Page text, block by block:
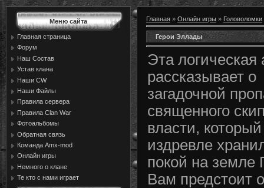
Меню сайта
Главная страница
Форум
Наш Состав
Устав клана
Наши CW
Наши Файлы
Правила сервера
Правила Сlan War
Фотоальбомы
Обратная связь
Команда Amx-mod
Онлайн игры
Немного о клане
Те кто с нами играет
Главная » Онлайн игры » Головоломки
Герои Эллады
Эта логическая
рассказывает о
загадочной
священного
власти, который
издревле
покой на земле
Вам предстоит